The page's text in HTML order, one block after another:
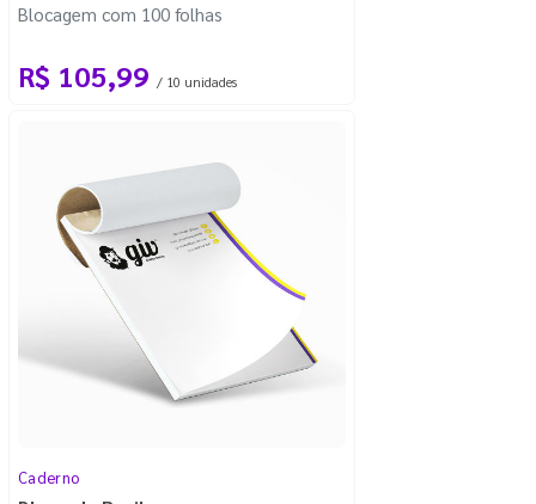
Blocagem com 100 folhas
R$ 105,99 / 10 unidades
Caderno